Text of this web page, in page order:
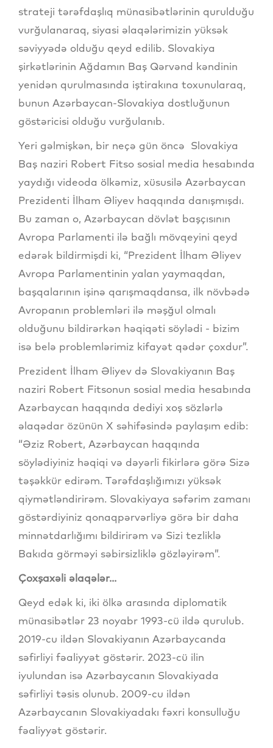
strateji tərəfdaşlıq münasibətlərinin qurulduğu
vurğulanaraq, siyasi əlaqələrimizin yüksək
səviyyədə olduğu qeyd edilib. Slovakiya
şirkətlərinin Ağdamın Baş Qərvənd kəndinin
yenidən qurulmasında iştirakına toxunularaq,
bunun Azərbaycan-Slovakiya dostluğunun
göstəricisi olduğu vurğulanıb.
Yeri gəlmişkən, bir neçə gün öncə Slovakiya
Baş naziri Robert Fitso sosial media hesabında
yaydığı videoda ölkəmiz, xüsusilə Azərbaycan
Prezidenti İlham Əliyev haqqında danışmışdı.
Bu zaman o, Azərbaycan dövlət başçısının
Avropa Parlamenti ilə bağlı mövqeyini qeyd
edərək bildirmişdi ki, “Prezident İlham Əliyev
Avropa Parlamentinin yalan yaymaqdan,
başqalarının işinə qarışmaqdansa, ilk növbədə
Avropanın problemləri ilə məşğul olmalı
olduğunu bildirərkən həqiqəti söylədi - bizim
isə belə problemlərimiz kifayət qədər çoxdur”.
Prezident İlham Əliyev də Slovakiyanın Baş
naziri Robert Fitsonun sosial media hesabında
Azərbaycan haqqında dediyi xoş sözlərlə
əlaqədar özünün X səhifəsində paylaşım edib:
“Əziz Robert, Azərbaycan haqqında
söylədiyiniz həqiqi və dəyərli fikirlərə görə Sizə
təşəkkür edirəm. Tərəfdaşlığımızı yüksək
qiymətləndirirəm. Slovakiyaya səfərim zamanı
göstərdiyiniz qonaqpərvərliyə görə bir daha
minnətdarlığımı bildirirəm və Sizi tezliklə
Bakıda görməyi səbirsizliklə gözləyirəm”.
Çoxşaxəli əlaqələr...
Qeyd edək ki, iki ölkə arasında diplomatik
münasibətlər 23 noyabr 1993-cü ildə qurulub.
2019-cu ildən Slovakiyanın Azərbaycanda
səfirliyi fəaliyyət göstərir. 2023-cü ilin
iyulundan isə Azərbaycanın Slovakiyada
səfirliyi təsis olunub. 2009-cu ildən
Azərbaycanın Slovakiyadakı fəxri konsulluğu
fəaliyyət göstərir.